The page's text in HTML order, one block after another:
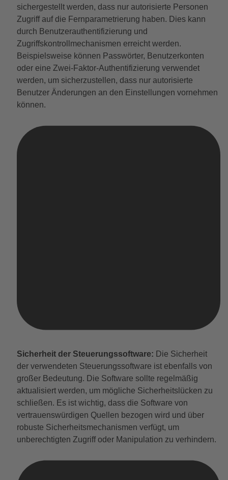
sichergestellt werden, dass nur autorisierte Personen
Zugriff auf die Fernparametrierung haben. Dies kann
durch Benutzerauthentifizierung und
Zugriffskontrollmechanismen erreicht werden.
Beispielsweise können Passwörter, Benutzerkonten
oder eine Zwei-Faktor-Authentifizierung verwendet
werden, um sicherzustellen, dass nur autorisierte
Benutzer Änderungen an den Einstellungen vornehmen
können.
Sicherheit der Steuerungssoftware: Die Sicherheit
der verwendeten Steuerungssoftware ist ebenfalls von
großer Bedeutung. Die Software sollte regelmäßig
aktualisiert werden, um mögliche Sicherheitslücken zu
schließen. Es ist wichtig, dass die Software von
vertrauenswürdigen Quellen bezogen wird und über
robuste Sicherheitsmechanismen verfügt, um
unberechtigten Zugriff oder Manipulation zu verhindern.